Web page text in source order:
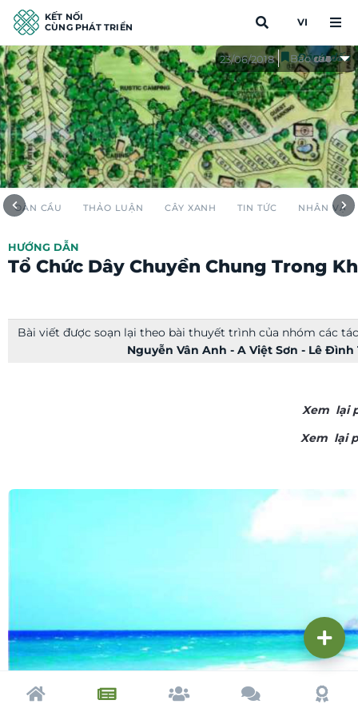
KẾT NỐI
CÙNG PHÁT TRIỂN
VI
TOÀN CẦU THẢO LUẬN CÂY XANH TIN TỨC NHÂN VẬT
Đánh dấu
HƯỚNG DẪN
Tổ Chức Dây Chuyền Chung Trong
23/06/2018 Báo cáo
Bài viết được soạn lại theo bài thuyết trình của nhóm các
Nguyễn Vân Anh - A Việt Sơn - Lê
Xem lại
Xem lại
Trang chủ Tạp chí Cộng đồng Cố vấn Dấu